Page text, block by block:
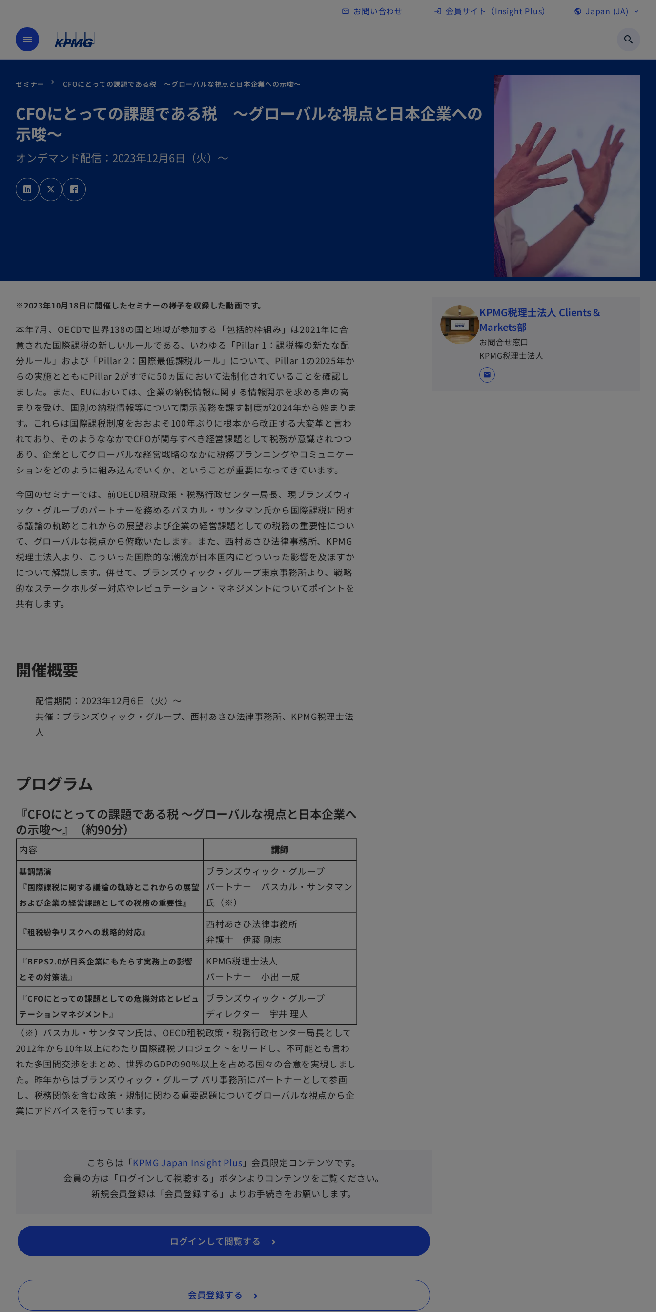
Skip to main content
mail_outline お問い合わせ login 会員サイト（Insight Plus）
新
開
public Japan (JA) expand_more
menu search
セミナー CFOにとっての課題である税 ～グローバルな視点と日本企業への示唆～
CFOにとっての課題である税 ～グローバルな視点と日本企業への
示唆～
オンデマンド配信：2023年12月6日（火）～
新
し
新
し
※2023年10月18日に開催したセミナーの様子を収録した動画です。
本年7月、OECDで世界138の国と地域が参加する「包括的枠組み」は2021年に合
意された国際課税の新しいルールである、いわゆる「Pillar 1：課税権の新たな配
分ルール」および「Pillar 2：国際最低課税ルール」について、Pillar 1の2025年か
らの実施とともにPillar 2がすでに50ヵ国において法制化されていることを確認し
ました。また、EUにおいては、企業の納税情報に関する情報開示を求める声の高
まりを受け、国別の納税情報等について開示義務を課す制度が2024年から始まりま
す。これらは国際課税制度をおおよそ100年ぶりに根本から改正する大変革と言わ
れており、そのようななかでCFOが関与すべき経営課題として税務が意識されつつ
あり、企業としてグローバルな経営戦略のなかに税務プランニングやコミュニケー
ションをどのように組み込んでいくか、ということが重要になってきています。
今回のセミナーでは、前OECD租税政策・税務行政センター局長、現ブランズウィ
ック・グループのパートナーを務めるパスカル・サンタマン氏から国際課税に関す
る議論の軌跡とこれからの展望および企業の経営課題としての税務の重要性につい
て、グローバルな視点から俯瞰いたします。また、西村あさひ法律事務所、KPMG
税理士法人より、こういった国際的な潮流が日本国内にどういった影響を及ぼすか
について解説します。併せて、ブランズウィック・グループ東京事務所より、戦略
的なステークホルダー対応やレピュテーション・マネジメントについてポイントを
共有します。
開催概要
配信期間：2023年12月6日（火）～
共催：ブランズウィック・グループ、西村あさひ法律事務所、KPMG税理士法
人
プログラム
『CFOにとっての課題である税 ～グローバルな視点と日本企業へ
の示唆～』（約90分）
内容 講師
基調講演
『国際課税に関する議論の軌跡とこれからの展望
および企業の経営課題としての税務の重要性』
ブランズウィック・グループ
パートナー パスカル・サンタマン
氏（※）
『租税紛争リスクへの戦略的対応』
西村あさひ法律事務所
弁護士 伊藤 剛志
『BEPS2.0が日系企業にもたらす実務上の影響
とその対策法』
KPMG税理士法人
パートナー 小出 一成
『CFOにとっての課題としての危機対応とレピュ
テーションマネジメント』
ブランズウィック・グループ
ディレクター 宇井 理人
（※）パスカル・サンタマン氏は、OECD租税政策・税務行政センター局長として
2012年から10年以上にわたり国際課税プロジェクトをリードし、不可能とも言わ
れた多国間交渉をまとめ、世界のGDPの90％以上を占める国々の合意を実現しまし
た。昨年からはブランズウィック・グループ パリ事務所にパートナーとして参画
し、税務関係を含む政策・規制に関わる重要課題についてグローバルな視点から企
業にアドバイスを行っています。
こちらは「KPMG Japan Insight Plus 」会員限定コンテンツです。
会員の方は「ログインして視聴する」ボタンよりコンテンツをご覧ください。
新規会員登録は「会員登録する」よりお手続きをお願いします。
ログインして閲覧する
し
会員登録する
し
KPMG税理士法人 Clients＆
Markets部
お問合せ窓口
KPMG税理士法人
mail